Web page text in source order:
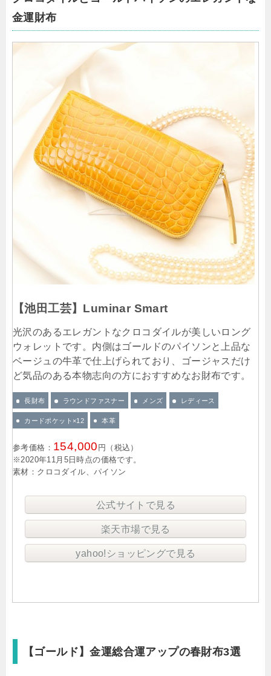
金運財布
【池田工芸】Luminar Smart
光沢のあるエレガントなクロコダイルが美しいロング
ウォレットです。内側はゴールドのパイソンと上品な
ベージュの牛革で仕上げられており、ゴージャスだけ
ど気品のある本物志向の方におすすめなお財布です。
長財布 ラウンドファスナー メンズ レディース
カードポケット×12 本革
参考価格： 154,000 円（税込）
※2020年11月5日時点の価格です。
素材：クロコダイル、パイソン
公式サイトで見る
楽天市場で見る
yahoo!ショッピングで見る
【ゴールド】金運総合運アップの春財布3選